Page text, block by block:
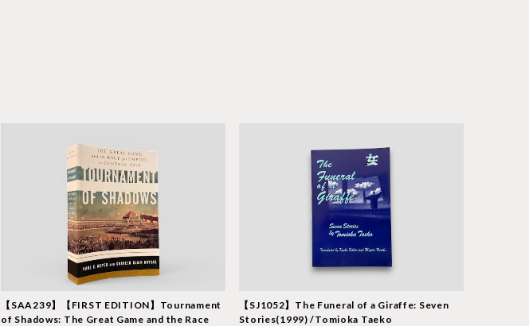
【SAA239】【FIRST EDITION】Tournament
of Shadows: The Great Game and the Race
【SJ1052】The Funeral of a Giraffe: Seven
Stories(1999) /Tomioka Taeko